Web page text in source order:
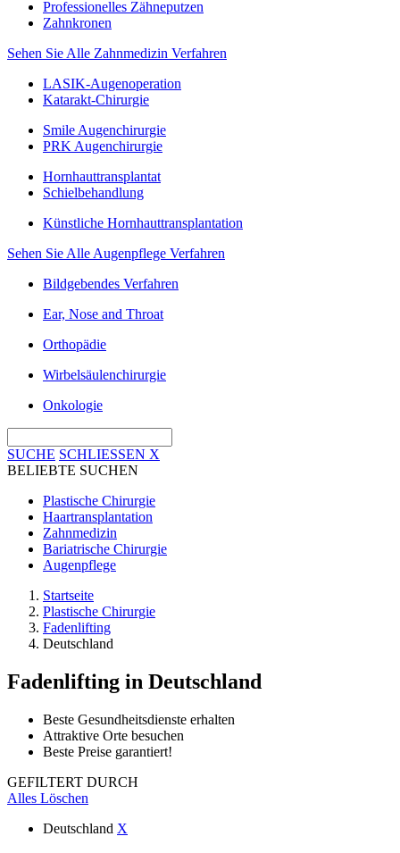
Professionelles Zähneputzen
Zahnkronen
Sehen Sie Alle Zahnmedizin Verfahren
LASIK-Augenoperation
Katarakt-Chirurgie
Smile Augenchirurgie
PRK Augenchirurgie
Hornhauttransplantat
Schielbehandlung
Künstliche Hornhauttransplantation
Sehen Sie Alle Augenpflege Verfahren
Bildgebendes Verfahren
Ear, Nose and Throat
Orthopädie
Wirbelsäulenchirurgie
Onkologie
SUCHE SCHLIESSEN X
BELIEBTE SUCHEN
Plastische Chirurgie
Haartransplantation
Zahnmedizin
Bariatrische Chirurgie
Augenpflege
Startseite
Plastische Chirurgie
Fadenlifting
Deutschland
Fadenlifting in Deutschland
Beste Gesundheitsdienste erhalten
Attraktive Orte besuchen
Beste Preise garantiert!
GEFILTERT DURCH
Alles Löschen
Deutschland X